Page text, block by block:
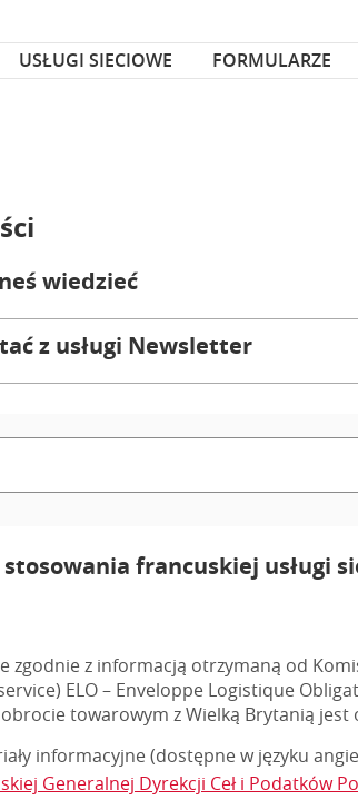
USŁUGI SIECIOWE FORMULARZE
wiedzieć
z usługi Newsletter
francuskiej usługi
zgodnie z informacją otrzymaną od
ELO – Enveloppe Logistique
towarowym z Wielką Brytanią
informacyjne (dostępne w języku
Generalnej Dyrekcji Ceł i Podatków